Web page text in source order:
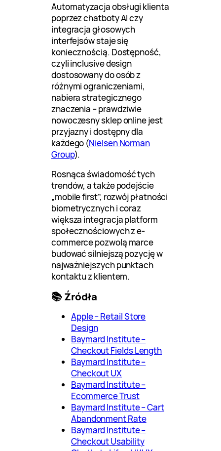
Automatyzacja obsługi klienta
poprzez chatboty AI czy
integracja głosowych
interfejsów staje się
koniecznością. Dostępność,
czyli inclusive design
dostosowany do osób z
różnymi ograniczeniami,
nabiera strategicznego
znaczenia – prawdziwie
nowoczesny sklep online jest
przyjazny i dostępny dla
każdego (Nielsen Norman
Group).
Rosnąca świadomość tych
trendów, a także podejście
„mobile first”, rozwój płatności
biometrycznych i coraz
większa integracja platform
społecznościowych z e-
commerce pozwolą marce
budować silniejszą pozycję w
najważniejszych punktach
kontaktu z klientem.
📚 Źródła
Apple – Retail Store
Design
Baymard Institute –
Checkout Fields Length
Baymard Institute –
Checkout UX
Baymard Institute –
Ecommerce Trust
Baymard Institute – Cart
Abandonment Rate
Baymard Institute –
Checkout Usability